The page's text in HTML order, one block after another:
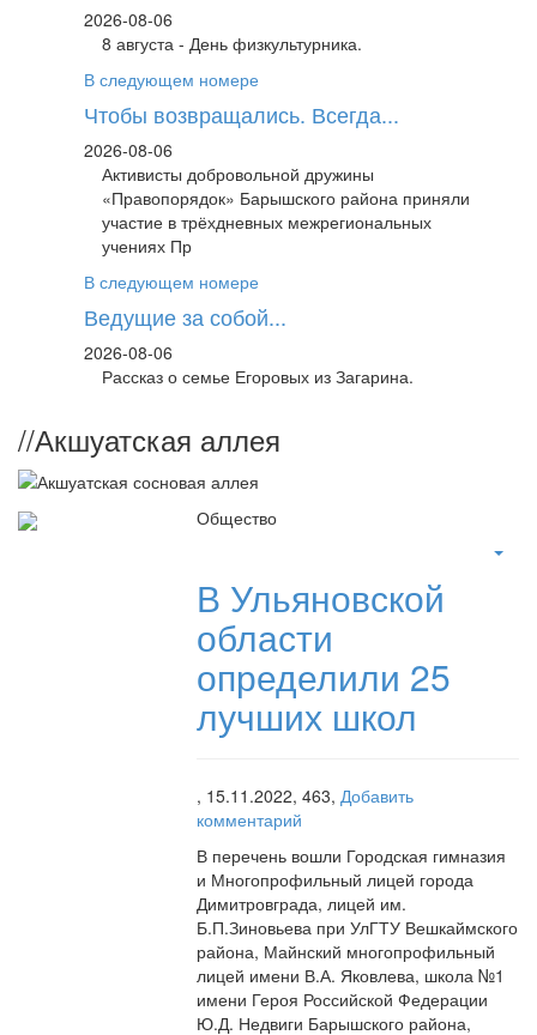
2026-08-06
8 августа - День физкультурника.
В следующем номере
Чтобы возвращались. Всегда...
2026-08-06
Активисты добровольной дружины
«Правопорядок» Барышского района приняли
участие в трёхдневных межрегиональных
учениях Пр
В следующем номере
Ведущие за собой...
2026-08-06
Рассказ о семье Егоровых из Загарина.
//Акшуатская аллея
Общество
В Ульяновской
области
определили 25
лучших школ
, 15.11.2022, 463, Добавить
комментарий
В перечень вошли Городская гимназия
и Многопрофильный лицей города
Димитровграда, лицей им.
Б.П.Зиновьева при УлГТУ Вешкаймского
района, Майнский многопрофильный
лицей имени В.А. Яковлева, школа №1
имени Героя Российской Федерации
Ю.Д. Недвиги Барышского района,